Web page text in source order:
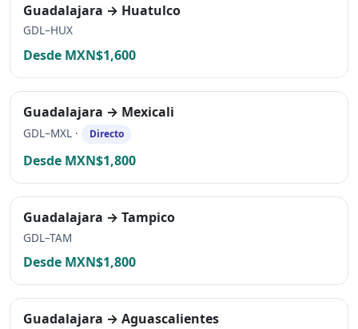
Guadalajara → Huatulco
GDL–HUX
Desde MXN$1,600
Guadalajara → Mexicali
GDL–MXL · Directo
Desde MXN$1,800
Guadalajara → Tampico
GDL–TAM
Desde MXN$1,800
Guadalajara → Aguascalientes